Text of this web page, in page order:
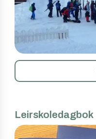
Leirskoledagbok